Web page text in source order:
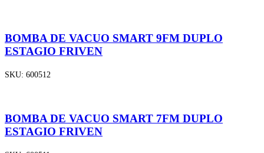
BOMBA DE VACUO SMART 9FM DUPLO
ESTAGIO FRIVEN
SKU: 600512
BOMBA DE VACUO SMART 7FM DUPLO
ESTAGIO FRIVEN